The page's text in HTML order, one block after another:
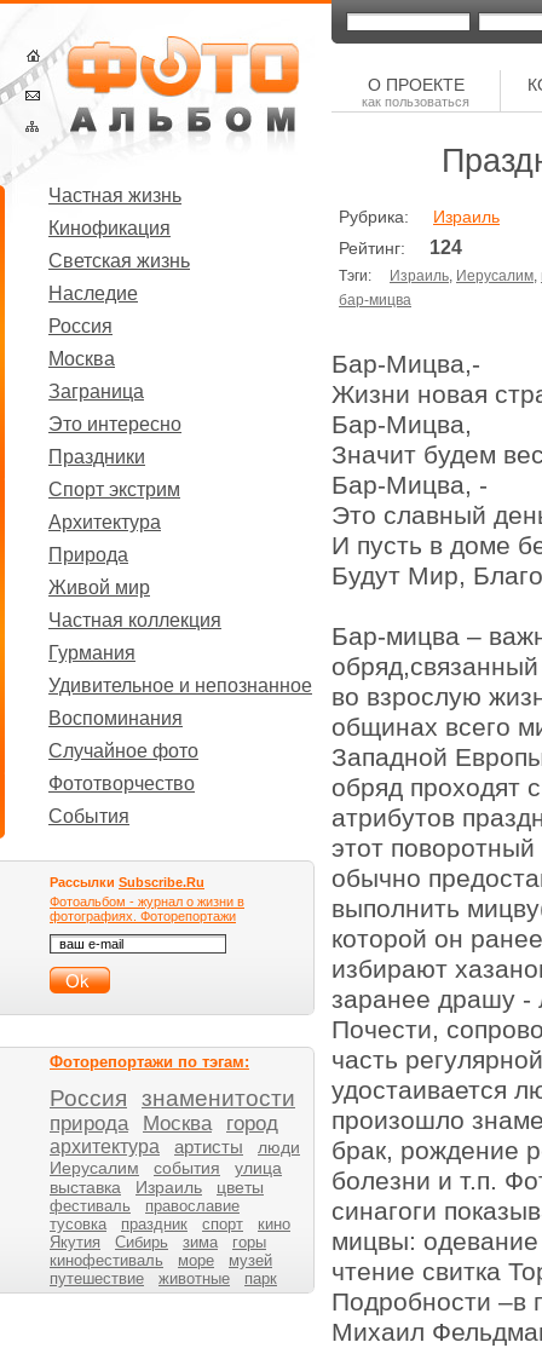
Частная жизнь
Кинофикация
Светская жизнь
Наследие
Россия
Москва
Заграница
Это интересно
Праздники
Спорт экстрим
Архитектура
Природа
Живой мир
Частная коллекция
Гурмания
Удивительное и непознанное
Воспоминания
Случайное фото
Фототворчество
События
Рассылки Subscribe.Ru
Фотоальбом - журнал о жизни в
фотографиях. Фоторепортажи
Фоторепортажи по тэгам:
Россия знаменитости
природа Москва город
архитектура артисты
люди
Иерусалим
события
улица
выставка
Израиль цветы
фестиваль
православие
тусовка
праздник спорт
кино
Якутия
Сибирь зима
горы
кинофестиваль
море
музей
путешествие
животные парк
О ПРОЕКТЕ
как пользоваться
Рубрика: Израиль
Рейтинг: 124
Тэги: Израиль, Иерусалим,
бар-мицва
Бар-Мицва,-
Жизни новая
Бар-Мицва,
Значит будем
Бар-Мицва, -
Это славный
И пусть в доме
Будут Мир,
Бар-мицва –
во взрослую
общинах всего
Западной
обряд проходят
атрибутов
этот
обычно
выполнить
которой он
избирают
заранее драшу -
Почести,
часть
удостаивается
произошло
брак, рождение
болезни и т.п.
синагоги
мицвы:
чтение свитка
Подробности –в
Михаил